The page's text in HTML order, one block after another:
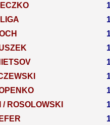
ROSOLOWSKI